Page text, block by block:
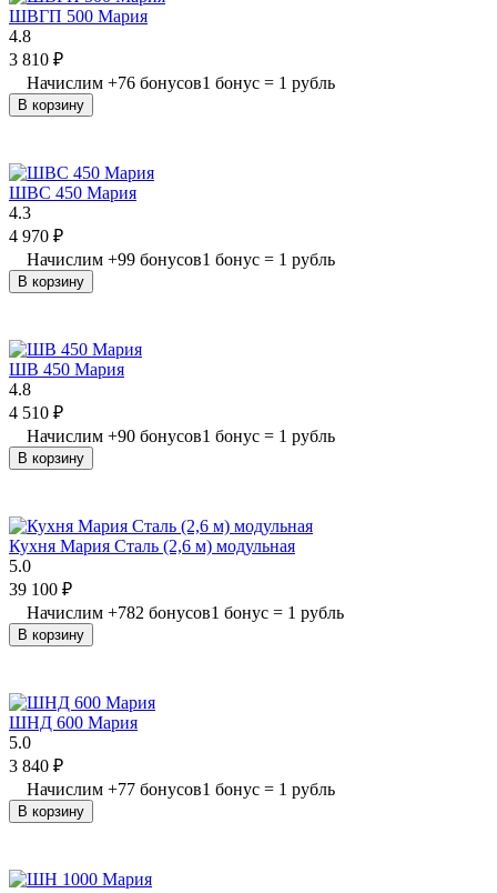
ШВГП 500 Мария
4.8
3 810 ₽
Начислим +76 бонусов1 бонус = 1 рубль
В корзину
ШВС 450 Мария
4.3
4 970 ₽
Начислим +99 бонусов1 бонус = 1 рубль
В корзину
ШВ 450 Мария
4.8
4 510 ₽
Начислим +90 бонусов1 бонус = 1 рубль
В корзину
Кухня Мария Сталь (2,6 м) модульная
5.0
39 100 ₽
Начислим +782 бонусов1 бонус = 1 рубль
В корзину
ШНД 600 Мария
5.0
3 840 ₽
Начислим +77 бонусов1 бонус = 1 рубль
В корзину